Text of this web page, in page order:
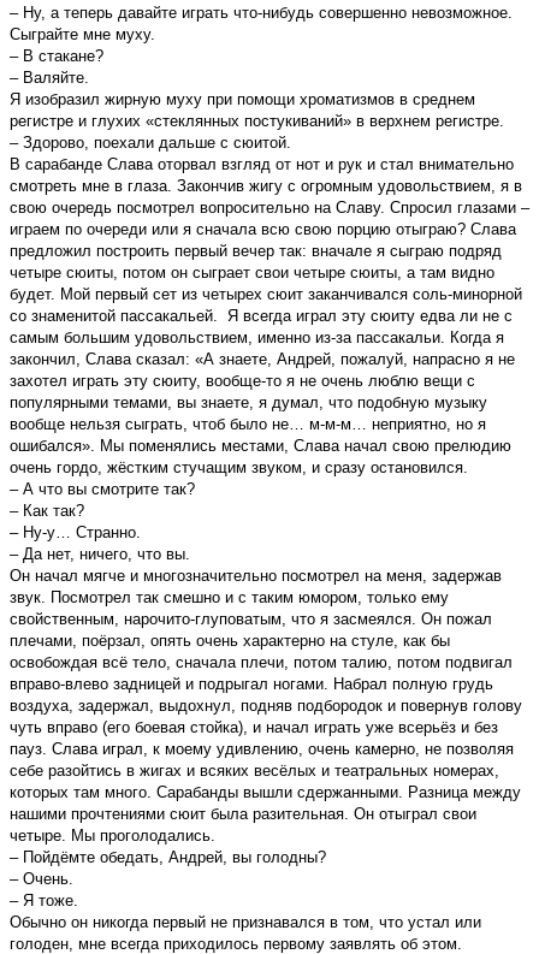
– Ну, а теперь давайте играть что-нибудь совершенно невозможное.
Сыграйте мне муху.
– В стакане?
– Валяйте.
Я изобразил жирную муху при помощи хроматизмов в среднем
регистре и глухих «стеклянных постукиваний» в верхнем регистре.
– Здорово, поехали дальше с сюитой.
В сарабанде Слава оторвал взгляд от нот и рук и стал внимательно
смотреть мне в глаза. Закончив жигу с огромным удовольствием, я в
свою очередь посмотрел вопросительно на Славу. Спросил глазами –
играем по очереди или я сначала всю свою порцию отыграю? Слава
предложил построить первый вечер так: вначале я сыграю подряд
четыре сюиты, потом он сыграет свои четыре сюиты, а там видно
будет. Мой первый сет из четырех сюит заканчивался соль-минорной
со знаменитой пассакальей. Я всегда играл эту сюиту едва ли не с
самым большим удовольствием, именно из-за пассакальи. Когда я
закончил, Слава сказал: «А знаете, Андрей, пожалуй, напрасно я не
захотел играть эту сюиту, вообще-то я не очень люблю вещи с
популярными темами, вы знаете, я думал, что подобную музыку
вообще нельзя сыграть, чтоб было не… м-м-м… неприятно, но я
ошибался». Мы поменялись местами, Слава начал свою прелюдию
очень гордо, жёстким стучащим звуком, и сразу остановился.
– А что вы смотрите так?
– Как так?
– Ну-у… Странно.
– Да нет, ничего, что вы.
Он начал мягче и многозначительно посмотрел на меня, задержав
звук. Посмотрел так смешно и с таким юмором, только ему
свойственным, нарочито-глуповатым, что я засмеялся. Он пожал
плечами, поёрзал, опять очень характерно на стуле, как бы
освобождая всё тело, сначала плечи, потом талию, потом подвигал
вправо-влево задницей и подрыгал ногами. Набрал полную грудь
воздуха, задержал, выдохнул, подняв подбородок и повeрнув голову
чуть вправо (его боевая стойка), и начал играть уже всерьёз и без
пауз. Слава играл, к моему удивлению, очень камерно, не позволяя
себе разойтись в жигах и всяких весёлых и театральных номерах,
которых там много. Сарабанды вышли сдержанными. Разница между
нашими прочтениями сюит была разительная. Он отыграл свои
четыре. Мы проголодались.
– Пойдёмте обедать, Андрей, вы голодны?
– Очень.
– Я тоже.
Обычно он никогда первый не признавался в том, что устал или
голоден, мне всегда приходилось первому заявлять об этом.